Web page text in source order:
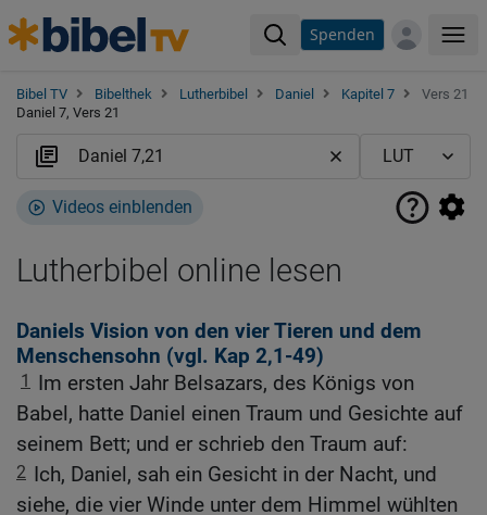
Spenden
Bibel TV Bibelthek Lutherbibel Daniel Kapitel 7
Vers 21
Daniel 7, Vers 21
Videos einblenden
Lutherbibel online lesen
Daniels Vision von den vier Tieren und dem
Menschensohn (vgl. Kap 2,1-49)
1
Im ersten Jahr Belsazars, des Königs von
Babel, hatte Daniel einen Traum und Gesichte auf
seinem Bett; und er schrieb den Traum auf:
2 Ich, Daniel, sah ein Gesicht in der Nacht, und
siehe, die vier Winde unter dem Himmel wühlten